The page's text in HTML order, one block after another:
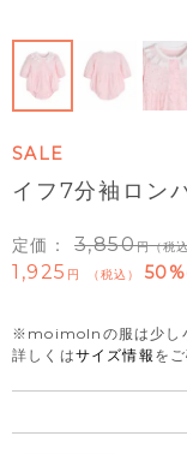
SALE
イフ7分袖ロン
定価： 3,850 （税込
1,925 税込
※moimolnの服は少し
詳しくはサイズ情報 を